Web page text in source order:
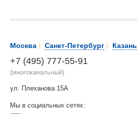
Москва | Санкт-Петербург | Казань
+7 (495) 777-55-91
(многоканальный)
ул. Плеханова 15А
Мы в социальных сетях: